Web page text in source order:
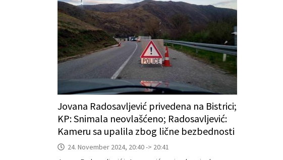
Jovana Radosavljević privedena na Bistrici;
KP: Snimala neovlašćeno; Radosavljević:
Kameru sa upalila zbog lične bezbednosti
24. November 2024, 20:40 -> 20:41